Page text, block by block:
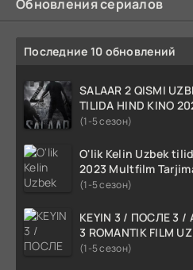
Обновления сериалов
Последние 10 обновлений
SALAAR 2 QISMI
TILIDA HIND KINO
TARJIMA 720p HD
(1-5 сезон)
O'lik Kelin Uzbek
2023 Multfilm
skachat
(1-5 сезон)
KEYIN 3 / ПОСЛЕ 3 /
3 ROMANTIK FILM
TILIDA 2021 TARJIMA
(1-5 сезон)